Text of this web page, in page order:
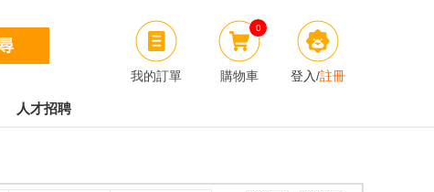
我的訂單
0
購物車 登入/註冊
人才招聘